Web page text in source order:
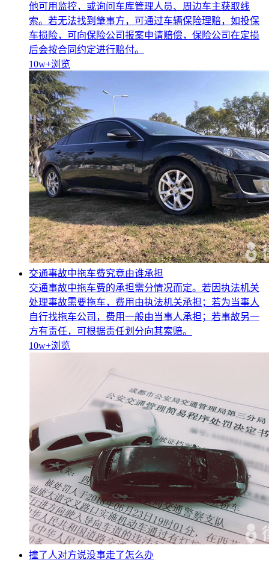
他可用监控，或询问车库管理人员、周边车主获取线
索。若无法找到肇事方，可通过车辆保险理赔，如投保
车损险，可向保险公司报案申请赔偿，保险公司在定损
后会按合同约定进行赔付。
10w+浏览
交通事故中拖车费究竟由谁承担
交通事故中拖车费的承担需分情况而定。若因执法机关
处理事故需要拖车，费用由执法机关承担；若为当事人
自行找拖车公司，费用一般由当事人承担；若事故另一
方有责任，可根据责任划分向其索赔。
10w+浏览
撞了人对方说没事走了怎么办